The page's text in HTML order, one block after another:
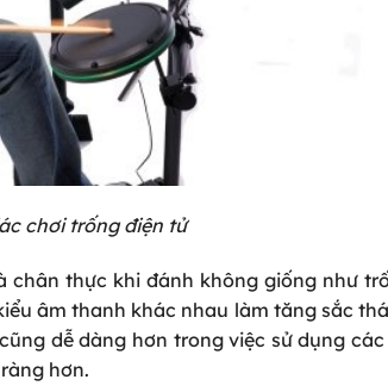
chơi trống điện tử
chân thực khi đánh không giống như
âm thanh khác nhau làm tăng sắc
dễ dàng hơn trong việc sử dụng
hơn.